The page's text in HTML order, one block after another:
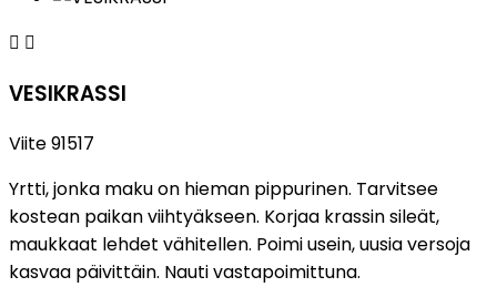
 
VESIKRASSI
Viite91517
Yrtti, jonka maku on hieman pippurinen. Tarvitsee
kostean paikan viihtyäkseen. Korjaa krassin sileät,
maukkaat lehdet vähitellen. Poimi usein, uusia versoja
kasvaa päivittäin. Nauti vastapoimittuna.